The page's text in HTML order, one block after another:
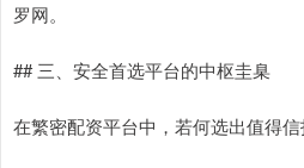
罗网。
## 三、安全首选平台的中枢圭臬
在繁密配资平台中，若何选出值得信